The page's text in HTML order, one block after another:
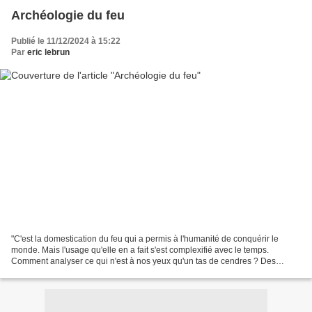
Archéologie du feu
Publié le 11/12/2024 à 15:22
Par eric lebrun
"C'est la domestication du feu qui a permis à l'humanité de conquérir le
monde. Mais l'usage qu'elle en a fait s'est complexifié avec le temps.
Comment analyser ce qui n'est à nos yeux qu'un tas de cendres ? Des